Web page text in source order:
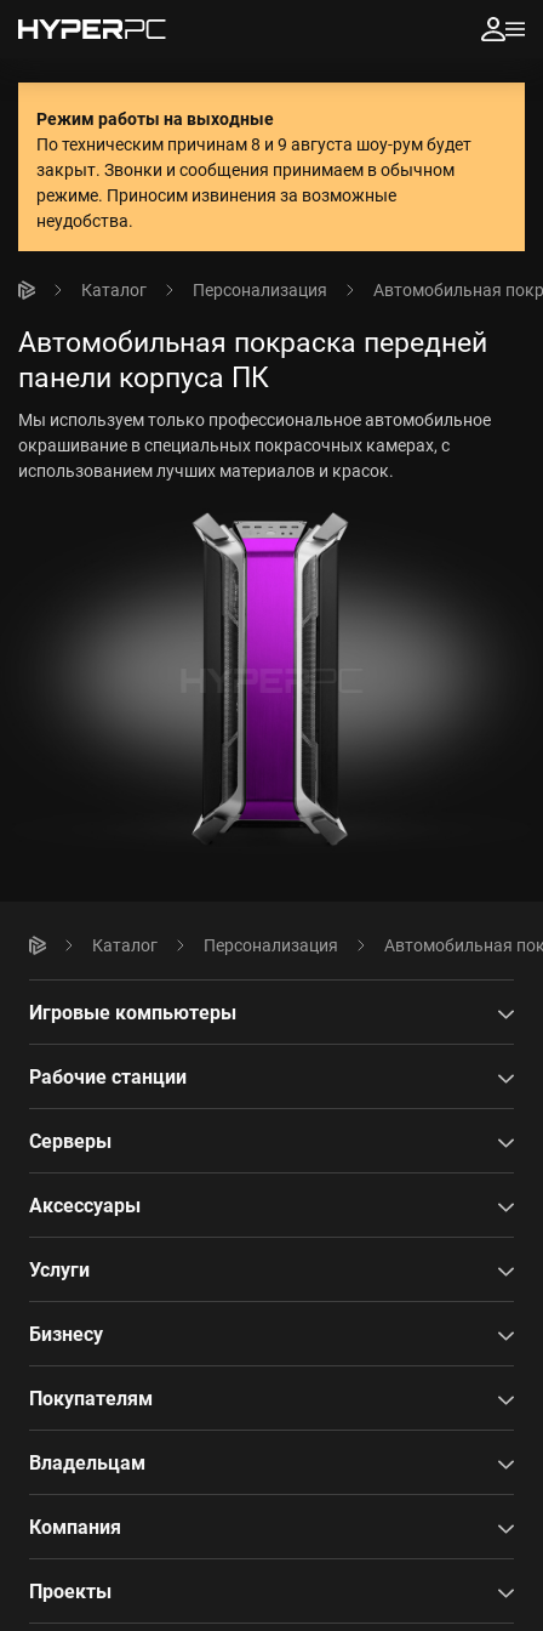
Режим работы на выходные
По техническим причинам 8 и 9 августа шоу-рум будет
закрыт. Звонки и сообщения принимаем в обычном
режиме. Приносим извинения за возможные
неудобства.
Каталог Персонализация Автомобильная
Автомобильная покраска передней
панели корпуса ПК
Мы используем только профессиональное автомобильное
окрашивание в специальных покрасочных камерах, с
использованием лучших материалов и красок.
Каталог Персонализация Автомобильная
Игровые компьютеры
Рабочие станции
Серверы
Аксессуары
Услуги
Бизнесу
Покупателям
Владельцам
Компания
Проекты